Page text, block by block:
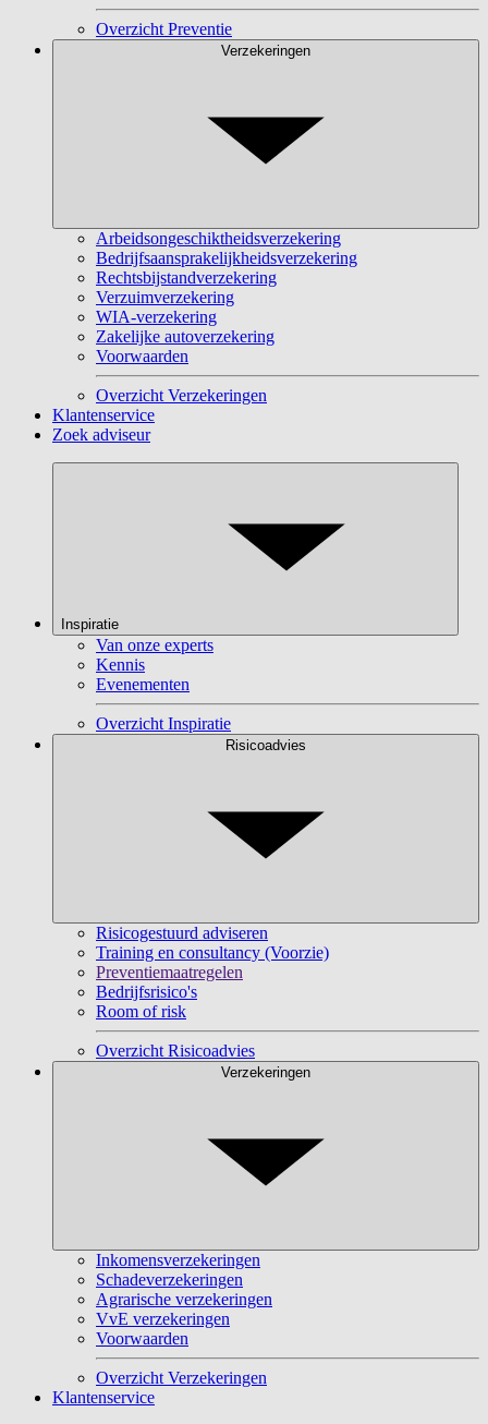
Overzicht Preventie
Verzekeringen
Arbeidsongeschiktheidsverzekering
Bedrijfsaansprakelijkheidsverzekering
Rechtsbijstandverzekering
Verzuimverzekering
WIA-verzekering
Zakelijke autoverzekering
Voorwaarden
Overzicht Verzekeringen
Klantenservice
Zoek adviseur
Inspiratie
Van onze experts
Kennis
Evenementen
Overzicht Inspiratie
Risicoadvies
Risicogestuurd adviseren
Training en consultancy (Voorzie)
Preventiemaatregelen
Bedrijfsrisico's
Room of risk
Overzicht Risicoadvies
Verzekeringen
Inkomensverzekeringen
Schadeverzekeringen
Agrarische verzekeringen
VvE verzekeringen
Voorwaarden
Overzicht Verzekeringen
Klantenservice